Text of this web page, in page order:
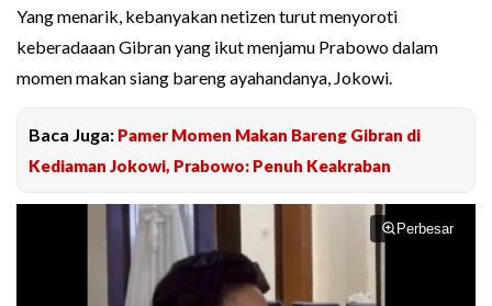
Yang menarik, kebanyakan netizen turut menyoroti
keberadaaan Gibran yang ikut menjamu Prabowo dalam
momen makan siang bareng ayahandanya, Jokowi.
Baca Juga: Pamer Momen Makan Bareng Gibran di
Kediaman Jokowi, Prabowo: Penuh Keakraban
Perbesar